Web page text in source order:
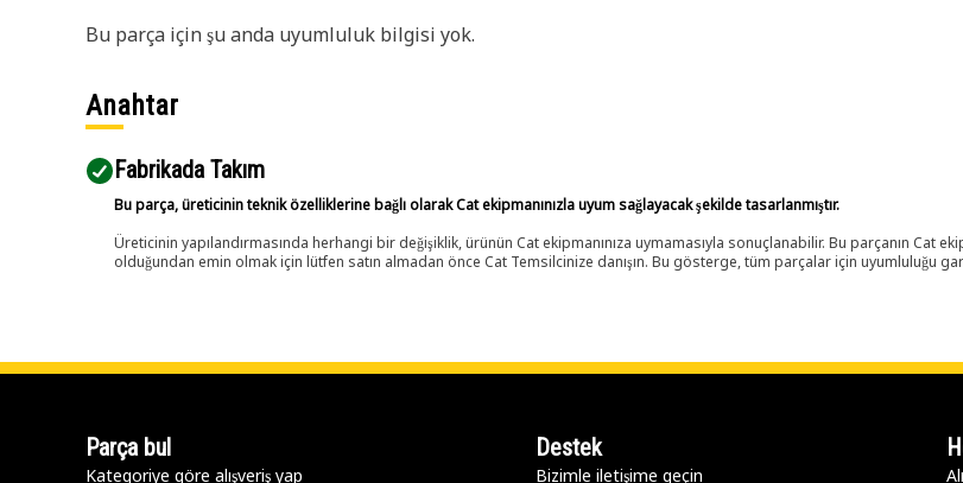
Bu parça için şu anda uyumluluk bilgisi yok.
Anahtar
Fabrikada Takım
Bu parça, üreticinin teknik özelliklerine bağlı olarak Cat ekipmanınızla uyum sağlayacak şekilde tasarlanmıştır.
Üreticinin yapılandırmasında herhangi bir değişiklik, ürünün Cat ekipmanınıza uymamasıyla sonuçlanabilir. Bu parçanın Cat
olduğundan emin olmak için lütfen satın almadan önce Cat Temsilcinize danışın. Bu gösterge, tüm parçalar için uyumluluğu
Parça bul
Kategoriye göre alışveriş yap
Destek
Bizimle iletişime geçin